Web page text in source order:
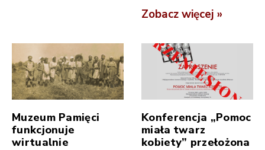
Zobacz więcej »
Muzeum Pamięci
funkcjonuje
wirtualnie
Konferencja „Pomoc
miała twarz
kobiety” przełożona